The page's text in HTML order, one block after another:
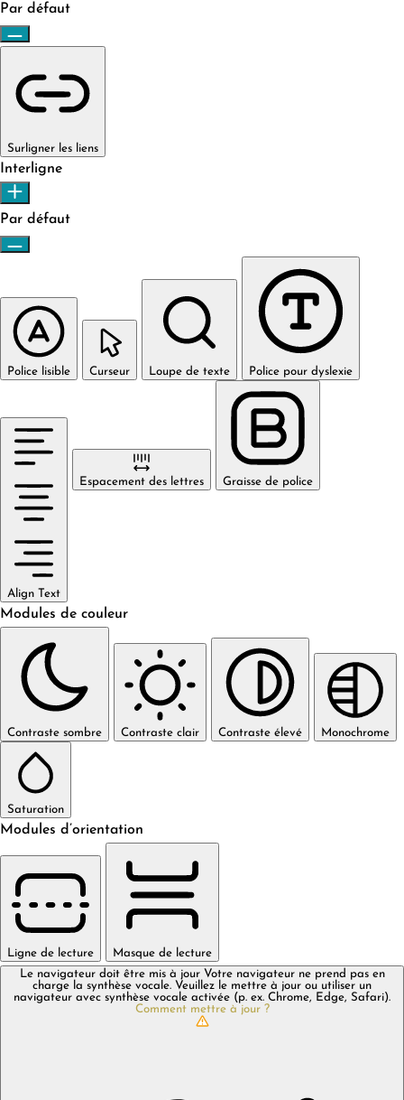
Par défaut
Surligner les liens
Interligne
Par défaut
Police lisible Curseur Loupe de texte Police pour dyslexie
Align Text
Espacement des lettres Graisse de police
Modules de couleur
Contraste sombre Contraste clair Contraste élevé Monochrome
Saturation
Modules d’orientation
Ligne de lecture
Masque de lecture
Le navigateur doit être mis à jour Votre navigateur ne prend pas en
charge la synthèse vocale. Veuillez le mettre à jour ou utiliser un
navigateur avec synthèse vocale activée (p. ex. Chrome, Edge, Safari).
Comment mettre à jour ?